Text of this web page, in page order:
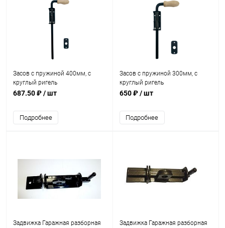
Засов с пружиной 400мм, с
круглый ригель
687.50 ₽/ шт
Подробнее
Засов с пружиной 300мм, с
круглый ригель
650 ₽/ шт
Подробнее
Задвижка Гаражная разборная
Задвижка Гаражная разборная